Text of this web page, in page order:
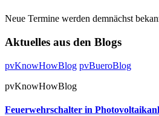
Neue Termine werden demnächst
Aktuelles aus den Blogs
pvKnowHowBlog pvBueroBlog
pvKnowHowBlog
Feuerwehrschalter in